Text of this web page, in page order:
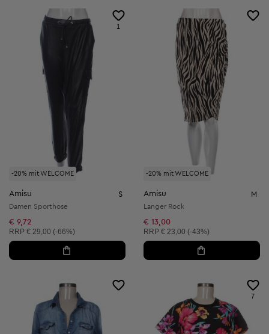
-20% mit WELCOME
1
Amisu S
Damen Sporthose
€ 9,72
Unverbindliche Preisempfehlung:
RRP € 29,00 (-66%)
-20% mit WELCOME
Amisu M
Langer Rock
€ 13,00
Unverbindliche Preisempfehlung:
RRP € 23,00 (-43%)
7